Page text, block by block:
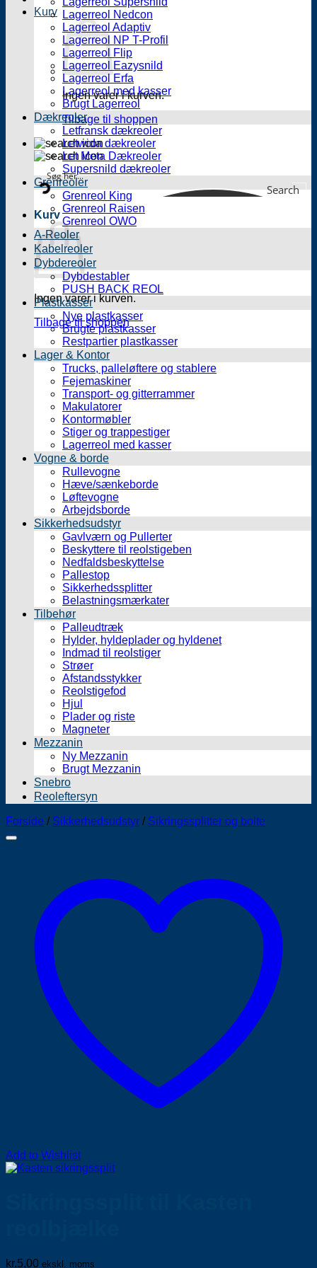
Kurv
Ingen varer i kurven.
Tilbage til shoppen
Search
Kurv
Ingen varer i kurven.
Tilbage til shoppen
Lagerreol Nedcon
Lagerreol Adaptiv
Lagerreol NP T-Profil
Lagerreol Flip
Lagerreol Eazysnild
Lagerreol Erfa
Lagerreol med kasser
Brugt Lagerreol
Dækreoler
Letfransk dækreoler
Letwida dækreoler
Let Meta Dækreoler
Supersnild dækreoler
Grenreoler
Grenreol King
Grenreol Raisen
Grenreol OWO
A-Reoler
Kabelreoler
Dybdereoler
Dybdestabler
PUSH BACK REOL
Plastkasser
Nye plastkasser
Brugte plastkasser
Restpartier plastkasser
Lager & Kontor
Trucks, palleløftere og stablere
Fejemaskiner
Transport- og gitterrammer
Makulatorer
Kontormøbler
Stiger og trappestiger
Lagerreol med kasser
Vogne & borde
Rullevogne
Hæve/sænkeborde
Løftevogne
Arbejdsborde
Sikkerhedsudstyr
Gavlværn og Pullerter
Beskyttere til reolstigeben
Nedfaldsbeskyttelse
Pallestop
Sikkerhedssplitter
Belastningsmærkater
Tilbehør
Palleudtræk
Hylder, hyldeplader og hyldenet
Indmad til reolstiger
Strøer
Afstandsstykker
Reolstigefod
Hjul
Plader og riste
Magneter
Mezzanin
Ny Mezzanin
Brugt Mezzanin
Snebro
Reoleftersyn
Forside / Sikkerhedsudstyr / Sikringssplitter og bolte
Add to Wishlist
kr.5,00 ekskl. moms